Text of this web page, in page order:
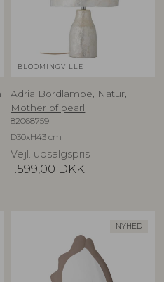
BLOOMINGVILLE
Adria Bordlampe, Natur,
Mother of pearl
82068759
D30xH43 cm
Vejl. udsalgspris
1.599,00 DKK
NYHED